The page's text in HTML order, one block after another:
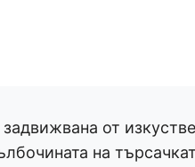
от
на